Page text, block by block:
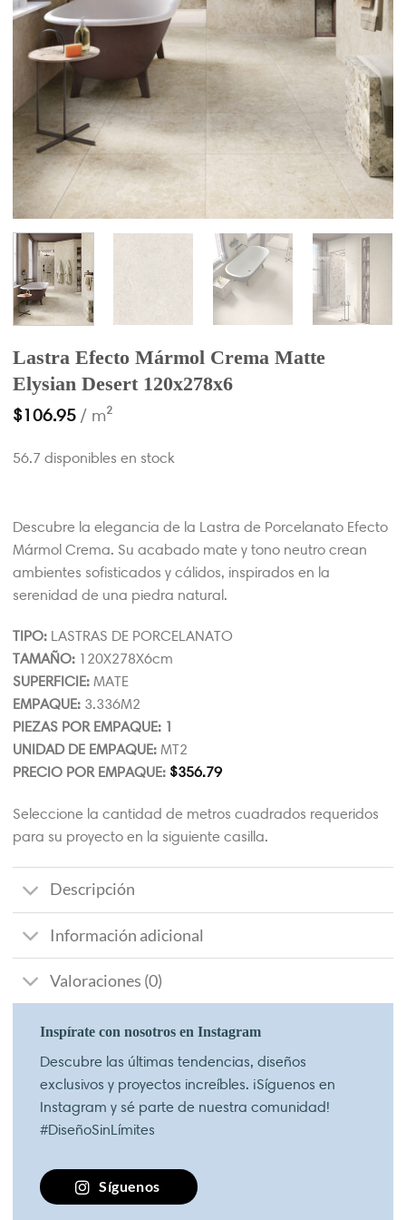
Lastra Efecto Mármol Crema Matte
Elysian Desert 120x278x6
$106.95 / m²
56.7 disponibles en stock
Descubre la elegancia de la Lastra de Porcelanato Efecto
Mármol Crema. Su acabado mate y tono neutro crean
ambientes sofisticados y cálidos, inspirados en la
serenidad de una piedra natural.
TIPO: LASTRAS DE PORCELANATO
TAMAÑO: 120X278X6cm
SUPERFICIE: MATE
EMPAQUE: 3.336M2
PIEZAS POR EMPAQUE: 1
UNIDAD DE EMPAQUE: MT2
PRECIO POR EMPAQUE: $356.79
Seleccione la cantidad de metros cuadrados requeridos
para su proyecto en la siguiente casilla.
Descripción
Información adicional
Valoraciones (0)
Inspírate con nosotros en Instagram
Descubre las últimas tendencias, diseños
exclusivos y proyectos increíbles. ¡Síguenos en
Instagram y sé parte de nuestra comunidad!
#DiseñoSinLímites
Síguenos